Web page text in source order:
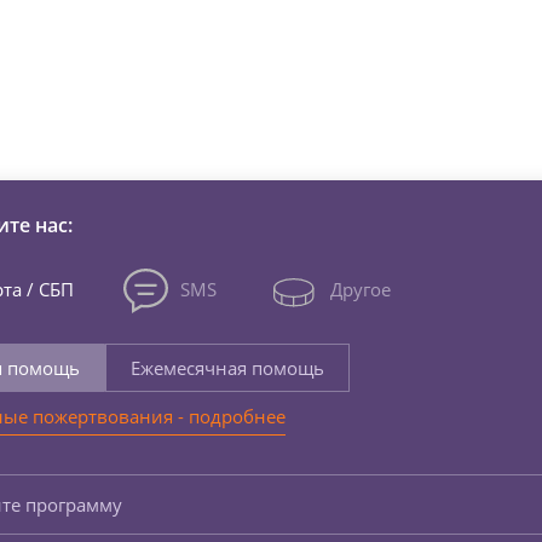
нас:
/ СБП SMS Другое
помощь
Ежемесячная помощь
пожертвования - подробнее
программу